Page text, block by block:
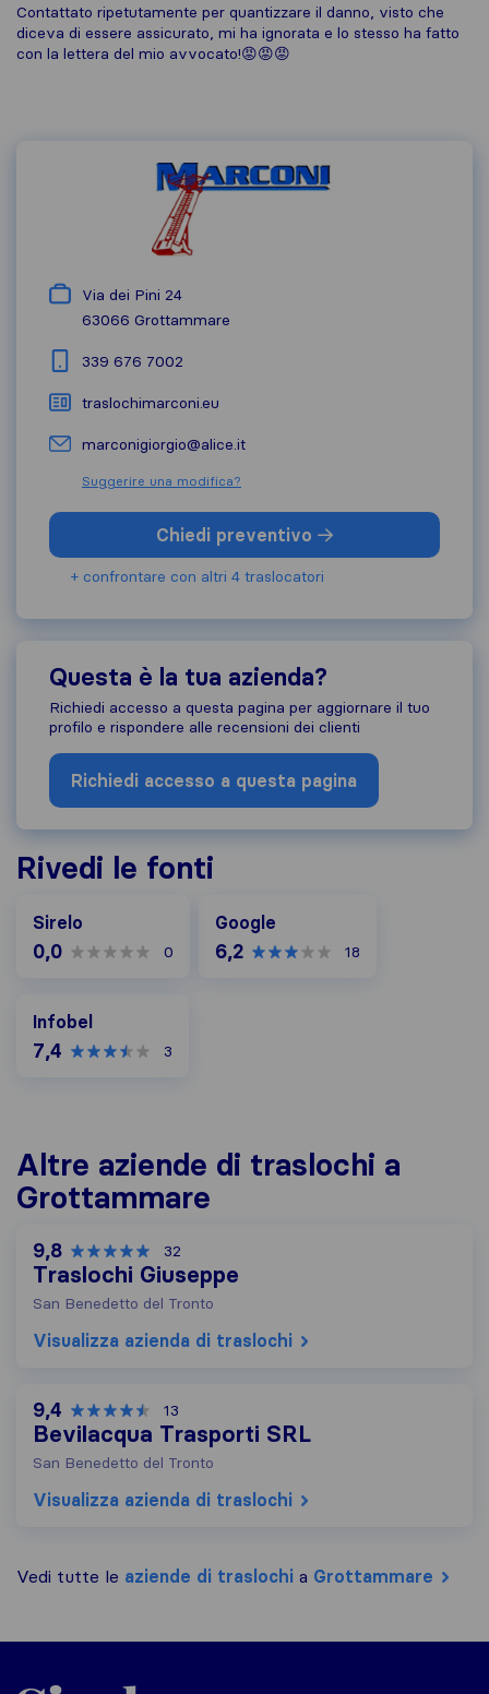
Contattato ripetutamente per quantizzare il danno, visto che
diceva di essere assicurato, mi ha ignorata e lo stesso ha fatto
con la lettera del mio avvocato!😡😡😡
Via dei Pini 24
63066 Grottammare
339 676 7002
traslochimarconi.eu
marconigiorgio@alice.it
Suggerire una modifica?
Chiedi preventivo
+ confrontare con altri 4 traslocatori
Questa è la tua azienda?
Richiedi accesso a questa pagina per aggiornare il tuo
profilo e rispondere alle recensioni dei clienti
Richiedi accesso a questa pagina
Rivedi le fonti
Sirelo
0,0 0
Google
6,2 18
Infobel
7,4 3
Altre aziende di traslochi a
Grottammare
9,8 32
Traslochi Giuseppe
San Benedetto del Tronto
Visualizza azienda di traslochi
9,4 13
Bevilacqua Trasporti SRL
San Benedetto del Tronto
Visualizza azienda di traslochi
Vedi tutte le aziende di traslochi a Grottammare
Sirelo.it